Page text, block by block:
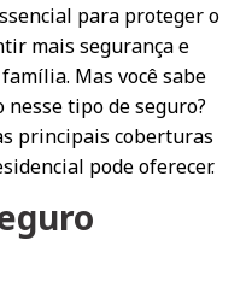
para proteger o
mais segurança e
Mas você sabe
tipo de seguro?
principais coberturas
pode oferecer.